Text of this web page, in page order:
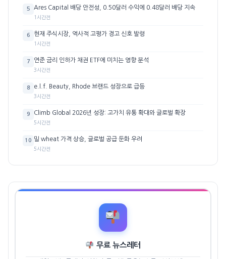
5 Ares Capital 배당 안전성, 0.50달러 수익에 0.48달러 배당 지속
1시간전
6 현재 주식시장, 역사적 고평가 경고 신호 발령
1시간전
7 연준 금리 인하가 채권 ETF에 미치는 영향 분석
3시간전
8 e.l.f. Beauty, Rhode 브랜드 성장으로 급등
3시간전
9 Climb Global 2026년 성장: 고가치 유통 확대와 글로벌 확장
5시간전
10 밀 wheat 가격 상승, 글로벌 공급 둔화 우려
5시간전
무료 뉴스레터